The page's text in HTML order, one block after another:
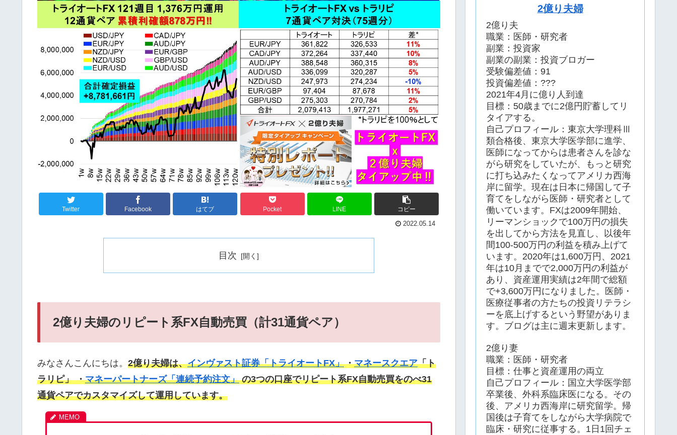
Twitter Facebook はてブ Pocket LINE コピー
2022.05.14
目次
2億り夫婦のリピート系FX自動売買（計31通貨ペア）
みなさんこんにちは。 2億り夫婦は、インヴァスト証券「トライオートFX」・マネースクエア「ト
ラリピ」 ・マネーパートナーズ「連続予約注文」の3つの口座でリピート系FX自動売買をのべ31
通貨ペアでカスタマイズして運用しています。
2億り夫婦
2億り夫
職業：医師・研究者
副業：投資家
副業の副業：投資ブロガー
受験偏差値：91
投資偏差値：???
2021年4月に億り人到達
目標：50歳までに2億円貯蓄してリ
タイアする。
自己プロフィール：東京大学理科Ⅲ
類合格後、東京大学医学部に進学、
医師になってからは患者さんを診な
がら研究をしていたが、もっと研究
に打ち込みたくなってアメリカ西海
岸に留学。現在は日本に帰国して子
育てをしながら医師・研究者として
働いています。FXは2009年開始、
リーマンショックで100万円の損失
を出してから方法を見直し、以後年
間100-500万円の利益を積み上げて
います。2020年は1,600万円、2021
年は10月までで2,000万円の利益が
あり、資産運用実績は2年間で総額
で+3,600万円になりました。医師・
医療従事者の方たちの投資リテラシ
ーを底上げするという野望がありま
す。ブログは主に週末更新します。
2億り妻
職業：医師・研究者
目標：仕事と資産運用の両立
自己プロフィール：国立大学医学部
卒業後、外科系臨床医になる。その
後、アメリカ西海岸に研究留学。帰
国後は子育てをしながら大学病院で
臨床・研究に従事する。1日1回チェ